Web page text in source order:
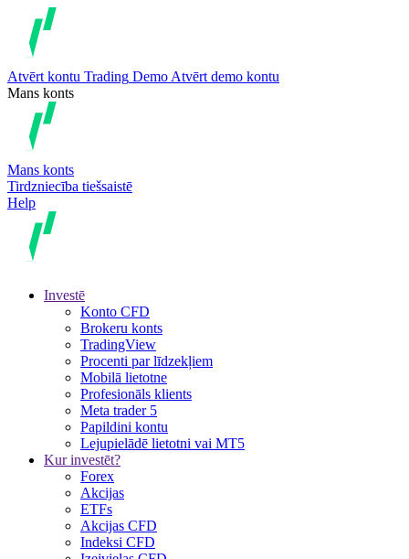
Atvērt kontu Trading Demo Atvērt demo kontu
Mans konts
Mans konts
Tirdzniecība tiešsaistē
Help
Investē
Konto CFD
Brokeru konts
TradingView
Procenti par līdzekļiem
Mobilā lietotne
Profesionāls klients
Meta trader 5
Papildini kontu
Lejupielādē lietotni vai MT5
Kur investēt?
Forex
Akcijas
ETFs
Akcijas CFD
Indeksi CFD